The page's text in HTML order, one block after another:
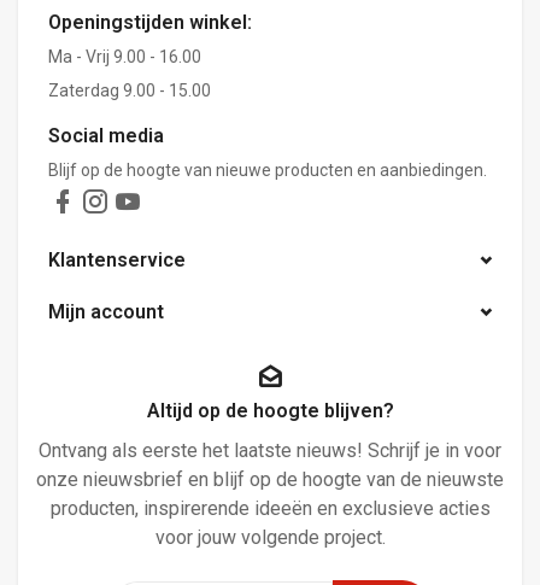
Openingstijden winkel:
Ma - Vrij 9.00 - 16.00
Zaterdag 9.00 - 15.00
Social media
Blijf op de hoogte van nieuwe producten en aanbiedingen.
Klantenservice
Mijn account
Altijd op de hoogte blijven?
Ontvang als eerste het laatste nieuws! Schrijf je in voor
onze nieuwsbrief en blijf op de hoogte van de nieuwste
producten, inspirerende ideeën en exclusieve acties
voor jouw volgende project.